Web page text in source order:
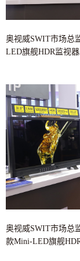
奥视威SWIT市场总
LED旗舰HDR监视器
奥视威SWIT市场总
款Mini-LED旗舰